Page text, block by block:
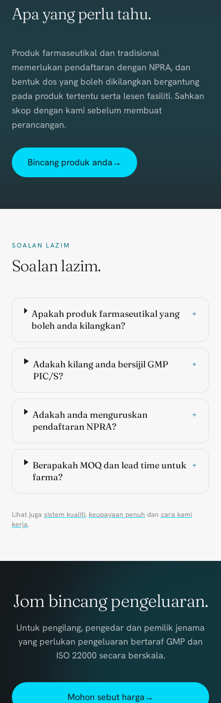
Apa yang perlu tahu.
Produk farmaseutikal dan tradisional
memerlukan pendaftaran dengan NPRA, dan
bentuk dos yang boleh dikilangkan bergantung
pada produk tertentu serta lesen fasiliti. Sahkan
skop dengan kami sebelum membuat
perancangan.
Bincang produk anda→
SOALAN LAZIM
Soalan lazim.
Apakah produk farmaseutikal yang
boleh anda kilangkan?
+
Adakah kilang anda bersijil GMP
PIC/S?
+
Adakah anda menguruskan
pendaftaran NPRA?
+
Berapakah MOQ dan lead time untuk
farma?
+
Lihat juga sistem kualiti, keupayaan penuh dan cara kami
kerja.
Jom bincang pengeluaran.
Untuk pengilang, pengedar dan pemilik jenama
yang perlukan pengeluaran bertaraf GMP dan
ISO 22000 secara berskala.
Mohon sebut harga→